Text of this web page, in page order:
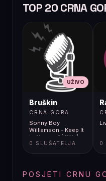
TOP 20 CRNA
UŽIVO
Bruškin
CRNA GORA
Sonny Boy
Williamson - Keep It
to Yourself [4Wn]
0 SLUŠATELJA 0
POSJETI CRNU